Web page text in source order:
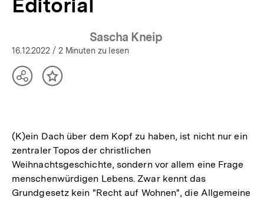
Editorial
Sascha Kneip
16.12.2022 / 2 Minuten zu lesen
TeilenInhalt
(K)ein Dach über dem Kopf zu haben, ist nicht nur ein
zentraler Topos der christlichen
Weihnachtsgeschichte, sondern vor allem eine Frage
menschenwürdigen Lebens. Zwar kennt das
Grundgesetz kein "Recht auf Wohnen", die Allgemeine